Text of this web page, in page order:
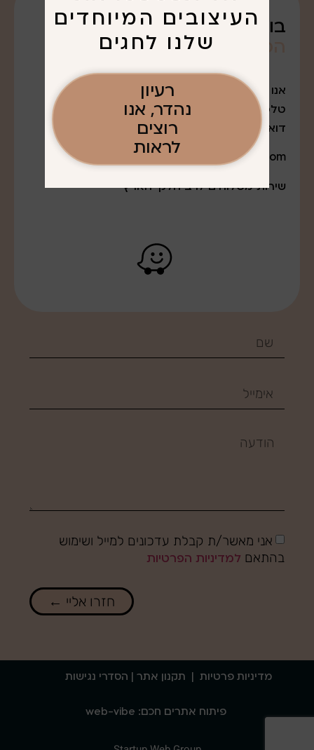
בואו נדבר על
שרציתם. . .
אנו נמצאים במודיעין עלית
טלפון: 052-7643888
דואר אלקטרוני:
q0527643888@gmail.com
שירות משלוחים לרב חלקי הארץ
אני מאשר/ת קבלת עדכונים למייל ושימוש
בהתאם למדיניות הפרטיות
חזרו אליי ←
מדיניות פרטיות | תקנון אתר | הסדרי נגישות
פיתוח אתרים חכם: web-vibe
העיצובים המיוחדים
שלנו לחגים
רעיון
נהדר, אנו
רוצים
לראות